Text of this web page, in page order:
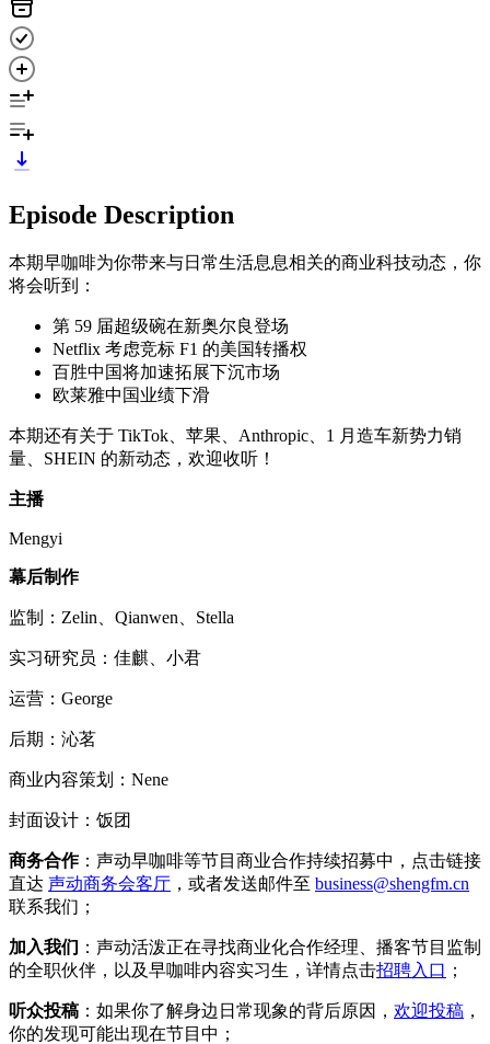
Episode Description
本期早咖啡为你带来与日常生活息息相关的商业科技动态，你
将会听到：
第 59 届超级碗在新奥尔良登场
Netflix 考虑竞标 F1 的美国转播权
百胜中国将加速拓展下沉市场
欧莱雅中国业绩下滑
本期还有关于 TikTok、苹果、Anthropic、1 月造车新势力销
量、SHEIN 的新动态，欢迎收听！
主播
Mengyi
幕后制作
监制：Zelin、Qianwen、Stella
实习研究员：佳麒、小君
运营：George
后期：沁茗
商业内容策划：Nene
封面设计：饭团
商务合作：声动早咖啡等节目商业合作持续招募中，点击链接
直达 声动商务会客厅 ，或者发送邮件至 business@shengfm.cn
联系我们；
加入我们 ：声动活泼正在寻找商业化合作经理、播客节目监制
的全职伙伴，以及早咖啡内容实习生，详情点击招聘入口 ；
听众投稿 ：如果你了解身边日常现象的背后原因， 欢迎投稿 ，
你的发现可能出现在节目中；